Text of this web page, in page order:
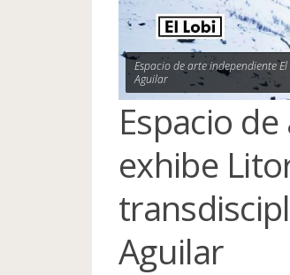
Espacio de arte independiente
Aguilar
Espacio
exhibe
Aguilar